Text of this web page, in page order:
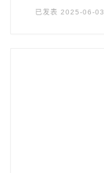
已发表 2025-06-03